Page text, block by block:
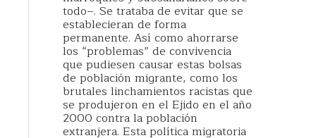
todo–. Se trataba de evitar que se
establecieran de forma
permanente. Así como ahorrarse
los “problemas” de convivencia
que pudiesen causar estas bolsas
de población migrante, como los
brutales linchamientos racistas que
se produjeron en el Ejido en el año
2000 contra la población
extranjera. Esta política migratoria